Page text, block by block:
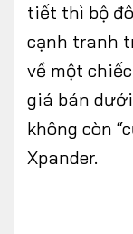
tiết thì bộ
cạnh tranh
về một
giá bán
không còn
Xpander.